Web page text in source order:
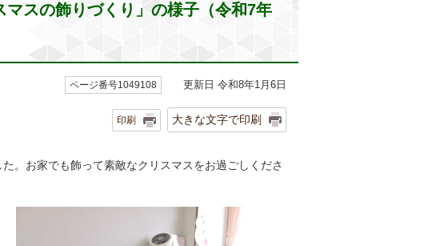
スの飾りづくり」の様子（令和7年
ページ番号1049108 更新日 令和8年1月6日
印刷 大きな文字で印刷
。お家でも飾って素敵なクリスマスをお過ごしくださ